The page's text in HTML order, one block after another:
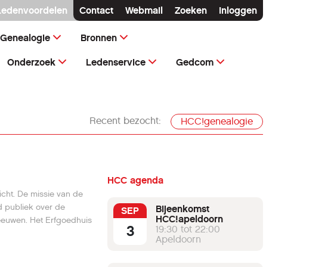
Contact Webmail Zoeken Inloggen
Genealogie Bronnen
Onderzoek Ledenservice Gedcom
Recent bezocht: HCC!genealogie
De missie van de
publiek over de
Het Erfgoedhuis
HCC agenda
SEP
3
Bijeenkomst
HCC!apeldoorn
19:30 tot 22:00
Apeldoorn